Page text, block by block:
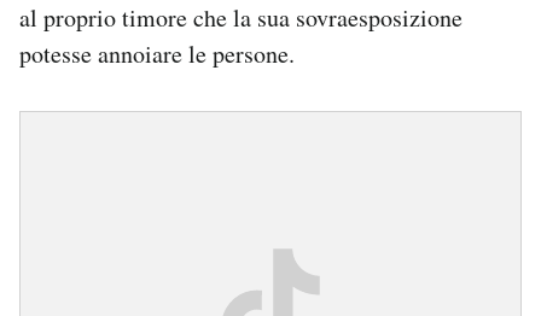
al proprio timore che la sua sovraesposizione
potesse annoiare le persone.